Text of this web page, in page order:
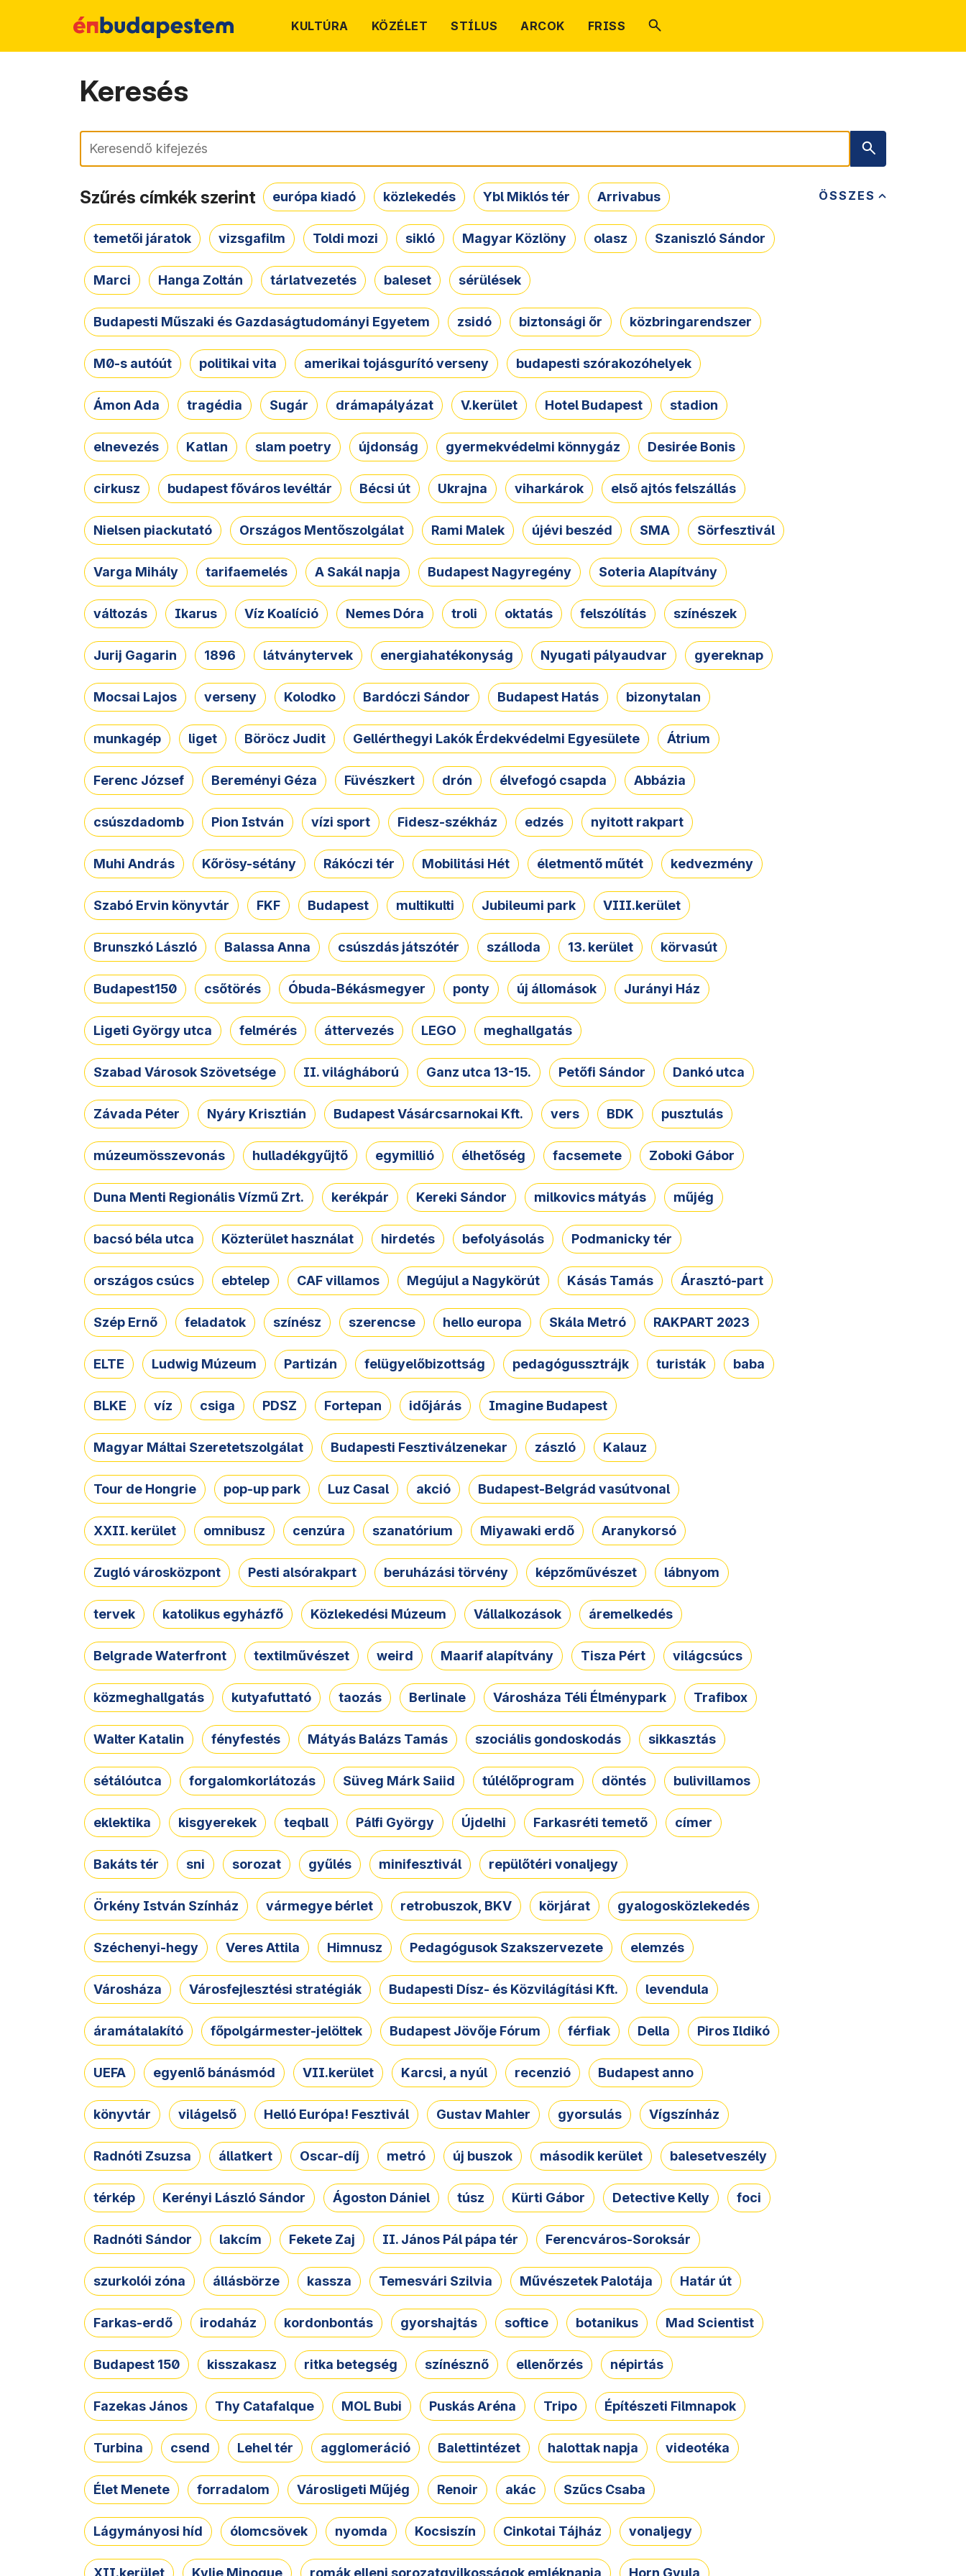
KULTÚRA KÖZÉLET STÍLUS ARCOK FRISS
Keresés
Keresés
ÖSSZES
Szűrés címkék szerint európa kiadó közlekedés Ybl Miklós tér Arrivabus
temetői járatok vizsgafilm Toldi mozi sikló Magyar Közlöny olasz Szaniszló Sándor
Marci Hanga Zoltán tárlatvezetés baleset sérülések
Budapesti Műszaki és Gazdaságtudományi Egyetem zsidó biztonsági őr közbringarendszer
M0-s autóút politikai vita amerikai tojásgurító verseny budapesti szórakozóhelyek
Ámon Ada tragédia Sugár drámapályázat V.kerület Hotel Budapest stadion
elnevezés Katlan slam poetry újdonság gyermekvédelmi könnygáz Desirée Bonis
cirkusz budapest főváros levéltár Bécsi út Ukrajna viharkárok első ajtós felszállás
Nielsen piackutató Országos Mentőszolgálat Rami Malek újévi beszéd SMA Sörfesztivál
Varga Mihály tarifaemelés A Sakál napja Budapest Nagyregény Soteria Alapítvány
változás Ikarus Víz Koalíció Nemes Dóra troli oktatás felszólítás színészek
Jurij Gagarin 1896 látványtervek energiahatékonyság Nyugati pályaudvar gyereknap
Mocsai Lajos verseny Kolodko Bardóczi Sándor Budapest Hatás bizonytalan
munkagép liget Böröcz Judit Gellérthegyi Lakók Érdekvédelmi Egyesülete Átrium
Ferenc József Bereményi Géza Füvészkert drón élvefogó csapda Abbázia
csúszdadomb Pion István vízi sport Fidesz-székház edzés nyitott rakpart
Muhi András Kőrösy-sétány Rákóczi tér Mobilitási Hét életmentő műtét kedvezmény
Szabó Ervin könyvtár FKF Budapest multikulti Jubileumi park VIII.kerület
Brunszkó László Balassa Anna csúszdás játszótér szálloda 13. kerület körvasút
Budapest150 csőtörés Óbuda-Békásmegyer ponty új állomások Jurányi Ház
Ligeti György utca felmérés áttervezés LEGO meghallgatás
Szabad Városok Szövetsége II. világháború Ganz utca 13-15. Petőfi Sándor Dankó utca
Závada Péter Nyáry Krisztián Budapest Vásárcsarnokai Kft. vers BDK pusztulás
múzeumösszevonás hulladékgyűjtő egymillió élhetőség facsemete Zoboki Gábor
Duna Menti Regionális Vízmű Zrt. kerékpár Kereki Sándor milkovics mátyás műjég
bacsó béla utca Közterület használat hirdetés befolyásolás Podmanicky tér
országos csúcs ebtelep CAF villamos Megújul a Nagykörút Kásás Tamás Árasztó-part
Szép Ernő feladatok színész szerencse hello europa Skála Metró RAKPART 2023
ELTE Ludwig Múzeum Partizán felügyelőbizottság pedagógussztrájk turisták baba
BLKE víz csiga PDSZ Fortepan időjárás Imagine Budapest
Magyar Máltai Szeretetszolgálat Budapesti Fesztiválzenekar zászló Kalauz
Tour de Hongrie pop-up park Luz Casal akció Budapest-Belgrád vasútvonal
XXII. kerület omnibusz cenzúra szanatórium Miyawaki erdő Aranykorsó
Zugló városközpont Pesti alsórakpart beruházási törvény képzőművészet lábnyom
tervek katolikus egyházfő Közlekedési Múzeum Vállalkozások áremelkedés
Belgrade Waterfront textilművészet weird Maarif alapítvány Tisza Pért világcsúcs
közmeghallgatás kutyafuttató taozás Berlinale Városháza Téli Élménypark Trafibox
Walter Katalin fényfestés Mátyás Balázs Tamás szociális gondoskodás sikkasztás
sétálóutca forgalomkorlátozás Süveg Márk Saiid túlélőprogram döntés bulivillamos
eklektika kisgyerekek teqball Pálfi György Újdelhi Farkasréti temető címer
Bakáts tér sni sorozat gyűlés minifesztivál repülőtéri vonaljegy
Örkény István Színház vármegye bérlet retrobuszok, BKV körjárat gyalogosközlekedés
Széchenyi-hegy Veres Attila Himnusz Pedagógusok Szakszervezete elemzés
Városháza Városfejlesztési stratégiák Budapesti Dísz- és Közvilágítási Kft. levendula
áramátalakító főpolgármester-jelöltek Budapest Jövője Fórum férfiak Della Piros Ildikó
UEFA egyenlő bánásmód VII.kerület Karcsi, a nyúl recenzió Budapest anno
könyvtár világelső Helló Európa! Fesztivál Gustav Mahler gyorsulás Vígszínház
Radnóti Zsuzsa állatkert Oscar-díj metró új buszok második kerület balesetveszély
térkép Kerényi László Sándor Ágoston Dániel túsz Kürti Gábor Detective Kelly foci
Radnóti Sándor lakcím Fekete Zaj II. János Pál pápa tér Ferencváros-Soroksár
szurkolói zóna állásbörze kassza Temesvári Szilvia Művészetek Palotája Határ út
Farkas-erdő irodaház kordonbontás gyorshajtás softice botanikus Mad Scientist
Budapest 150 kisszakasz ritka betegség színésznő ellenőrzés népirtás
Fazekas János Thy Catafalque MOL Bubi Puskás Aréna Tripo Építészeti Filmnapok
Turbina csend Lehel tér agglomeráció Balettintézet halottak napja videotéka
Élet Menete forradalom Városligeti Műjég Renoir akác Szűcs Csaba
Lágymányosi híd ólomcsövek nyomda Kocsiszín Cinkotai Tájház vonaljegy
XII.kerület Kylie Minogue romák elleni sorozatgyilkosságok emléknapja Horn Gyula